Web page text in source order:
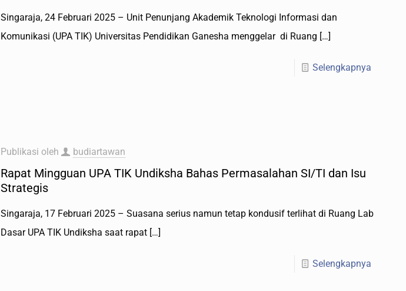
Singaraja, 24 Februari 2025 – Unit Penunjang Akademik Teknologi Informasi dan
Komunikasi (UPA TIK) Universitas Pendidikan Ganesha menggelar di Ruang […]
Selengkapnya
Publikasi oleh budiartawan
Rapat Mingguan UPA TIK Undiksha Bahas Permasalahan SI/TI dan Isu
Strategis
Singaraja, 17 Februari 2025 – Suasana serius namun tetap kondusif terlihat di Ruang Lab
Dasar UPA TIK Undiksha saat rapat[…]
Selengkapnya